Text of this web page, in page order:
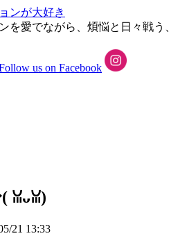
ンが大好き
を愛でながら、煩悩と日々戦う、
21 13:33